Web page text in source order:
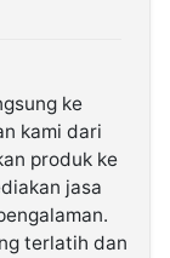
ke
kami dari
produk ke
jasa
terlatih dan